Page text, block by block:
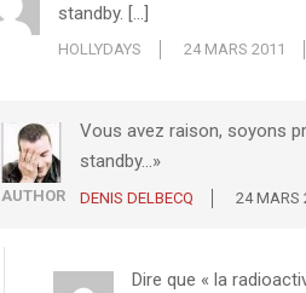
standby. […]
HOLLYDAYS 24 MARS 2011
AUTHOR
Vous avez raison, soyons
standby…»
DENIS DELBECQ 24 MARS
Dire que « la